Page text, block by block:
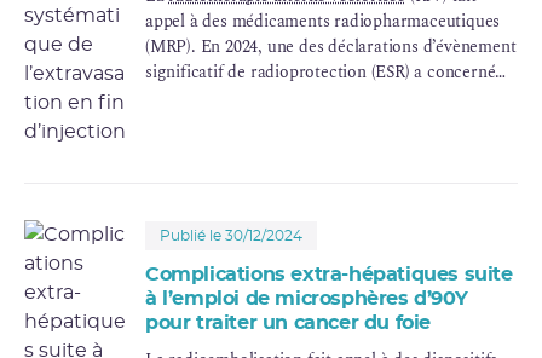
appel à des médicaments radiopharmaceutiques
(MRP). En 2024, une des déclarations d’évènement
significatif de radioprotection (ESR) a concerné
Publié le 30/12/2024
Complications extra-hépatiques suite
à l’emploi de microsphères d’90Y
pour traiter un cancer du foie